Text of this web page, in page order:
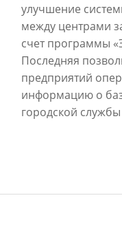
улучшение
между центрами
счет программы
Последняя
предприятий
информацию о
городской службы